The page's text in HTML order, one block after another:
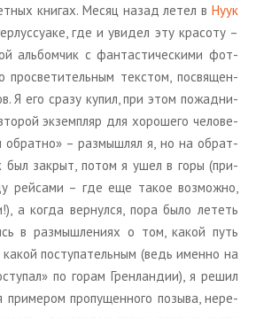
кни­гах. Месяц назад летел в Нуук
где и уви­дел эту кра­со­ту –
аль­бом­чик с фан­та­сти­че­ски­ми фот­
про­све­ти­тель­ным тек­стом, по­свя­щен­
Я его сразу купил, при этом по­жад­ни­
эк­зем­пляр для хо­ро­ше­го че­ло­ве­
об­рат­но» – раз­мыш­лял я, но на об­рат­
был за­крыт, потом я ушел в горы (при­
рей­са­ми – где еще такое воз­мож­но,
а когда вер­нул­ся, пора было ле­теть
в раз­мыш­ле­ни­ях о том, какой путь
по­сту­па­тель­ным (ведь имен­но на
по горам Грен­лан­дии), я решил
при­ме­ром про­пу­щен­но­го по­зы­ва, нере­